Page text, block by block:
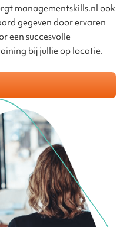
managementskills.nl ook
gegeven door ervaren
een succesvolle
bij jullie op locatie.